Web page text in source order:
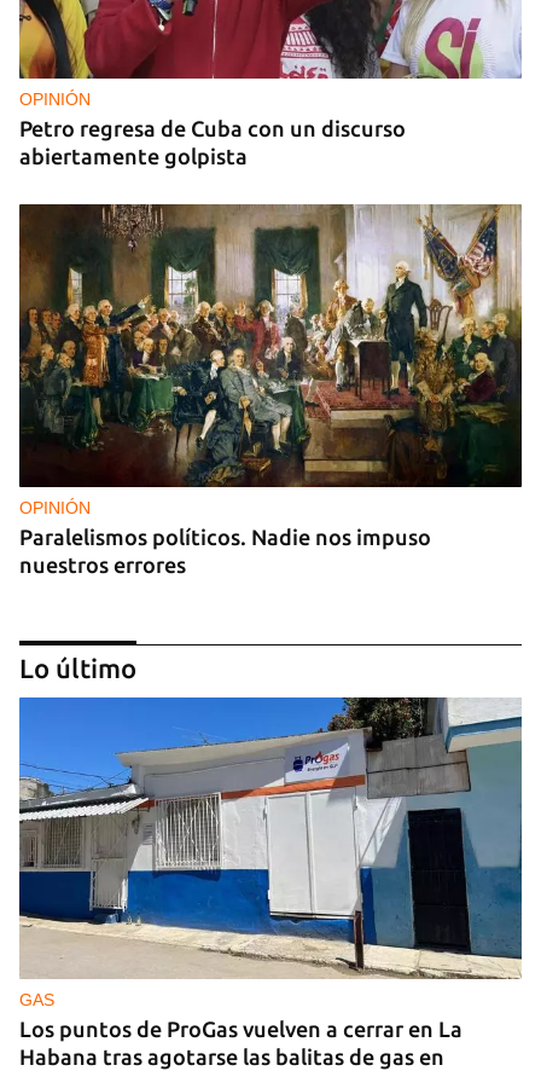
OPINIÓN
Petro regresa de Cuba con un discurso
abiertamente golpista
OPINIÓN
Paralelismos políticos. Nadie nos impuso
nuestros errores
CUBA Y LA NOCHE
¿Para qué sirve la distopía?
Lo último
GAS
Los puntos de ProGas vuelven a cerrar en La
Habana tras agotarse las balitas de gas en